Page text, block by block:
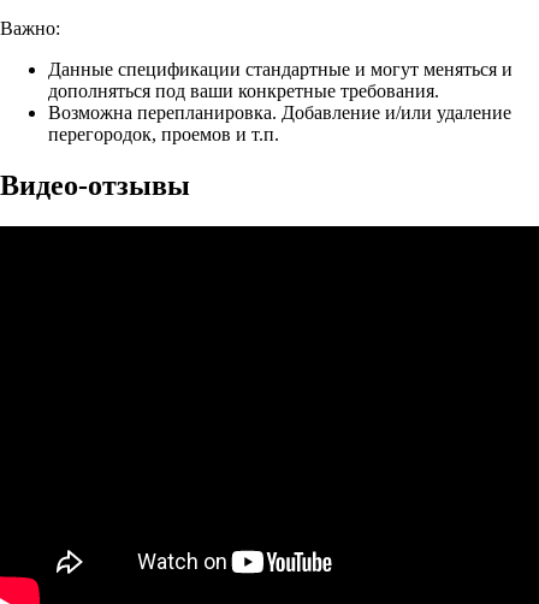
Важно:
Данные спецификации стандартные и могут меняться и
дополняться под ваши конкретные требования.
Возможна перепланировка. Добавление и/или удаление
перегородок, проемов и т.п.
Видео-отзывы